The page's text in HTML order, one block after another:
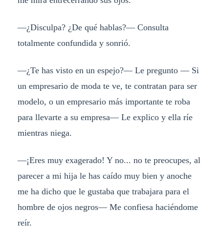
—¿Disculpa? ¿De qué hablas?— Consulta
totalmente confundida y sonrió.
—¿Te has visto en un espejo?— Le pregunto — Si
un empresario de moda te ve, te contratan para ser
modelo, o un empresario más importante te roba
para llevarte a su empresa— Le explico y ella ríe
mientras niega.
—¡Eres muy exagerado! Y no... no te preocupes, al
parecer a mi hija le has caído muy bien y anoche
me ha dicho que le gustaba que trabajara para el
hombre de ojos negros— Me confiesa haciéndome
reír.